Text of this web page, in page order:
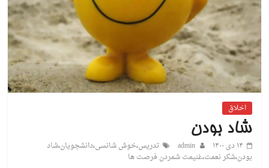
اخلاق
شاد بودن
۱۴ دی ۱۴۰۰ admin تدریس،خوش شانسی،دانشجویان،شاد
بودن،شکر نعمت،غنیمت شمردن فرصت ها